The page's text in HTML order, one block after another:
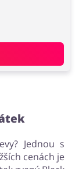
hobby
Jednou s
cenách je